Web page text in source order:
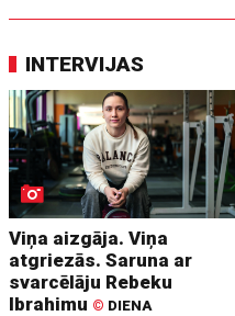
INTERVIJAS
Viņa aizgāja. Viņa
atgriezās. Saruna ar
svarcēlāju Rebeku
Ibrahimu © DIENA